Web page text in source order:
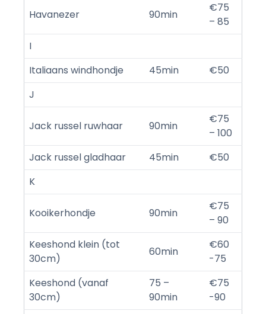
Havanezer 90min
€75
– 85
I
Italiaans windhondje
45min
€50
J
Jack russel ruwhaar 90min
€75
– 100
Jack russel gladhaar
45min
€50
K
Kooikerhondje 90min
€75
– 90
Keeshond klein (tot
30cm)
60min
€60
-75
Keeshond (vanaf
30cm)
75 –
90min
€75
-90